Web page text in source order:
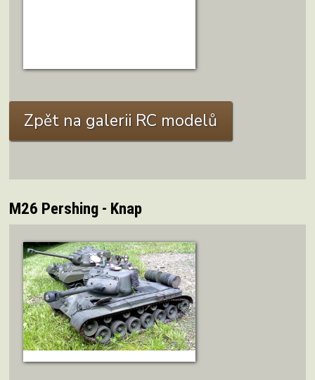
ZOBRAZIT DETAIL
Zpět na galerii RC modelů
M26 Pershing - Knap
M26 Pershing Autor: Knap
ZOBRAZIT DETAIL